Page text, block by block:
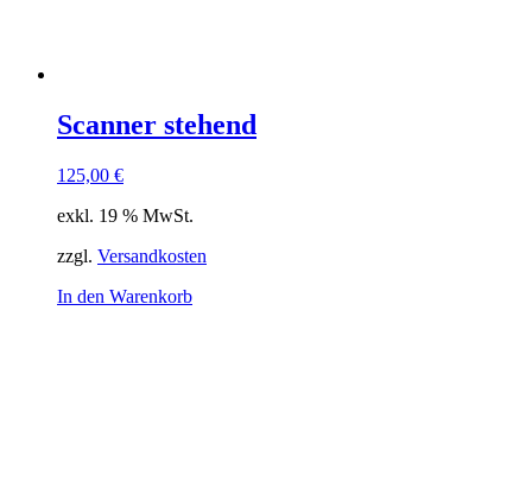
Scanner stehend
125,00 €
exkl. 19 % MwSt.
zzgl. Versandkosten
In den Warenkorb